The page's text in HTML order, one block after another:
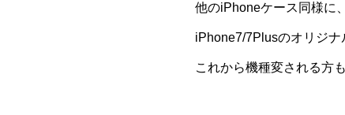
他のiPhoneケース同様に、
iPhone7/7Plusのオリジナ
これから機種変される方